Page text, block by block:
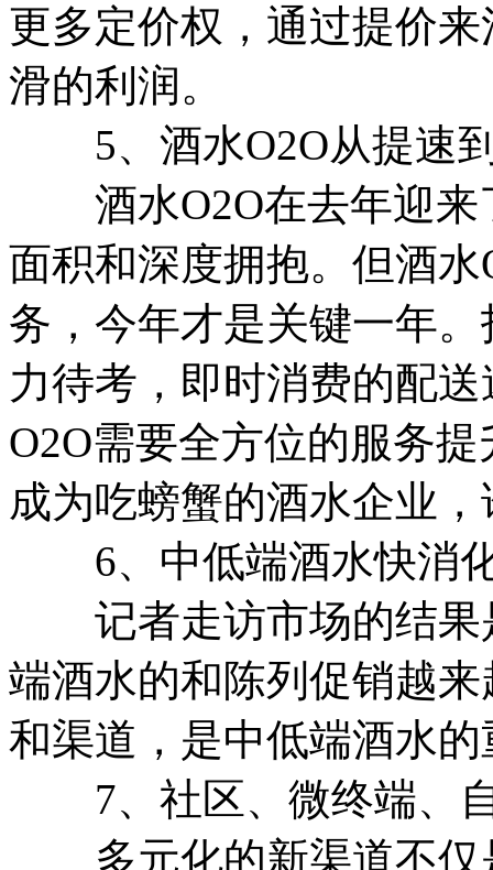
更多定价权，通过提价
滑的利润。
5、酒水O2O从提速
酒水O2O在去年迎来
面积和深度拥抱。但酒
务，今年才是关键一年
力待考，即时消费的配
O2O需要全方位的服务
成为吃螃蟹的酒水企业
6、中低端酒水快消
记者走访市场的结果
端酒水的和陈列促销越
和渠道，是中低端酒水
7、社区、微终端、
多元化的新渠道不仅